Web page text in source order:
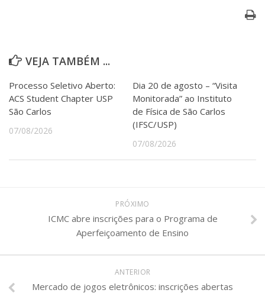
VEJA TAMBÉM ...
Processo Seletivo Aberto:
ACS Student Chapter USP
São Carlos
07/08/2026
Dia 20 de agosto – “Visita
Monitorada” ao Instituto
de Física de São Carlos
(IFSC/USP)
07/08/2026
PRÓXIMO
ICMC abre inscrições para o Programa de
Aperfeiçoamento de Ensino
ANTERIOR
Mercado de jogos eletrônicos: inscrições abertas